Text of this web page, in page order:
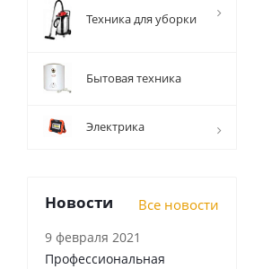
Техника для уборки
Бытовая техника
Электрика
Новости Все новости
9 февраля 2021
Профессиональная